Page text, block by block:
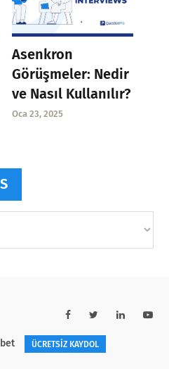
Asenkron
Görüşmeler: Nedir
ve Nasıl Kullanılır?
Oca 23, 2025
ÜCRETSİZ KAYDOL